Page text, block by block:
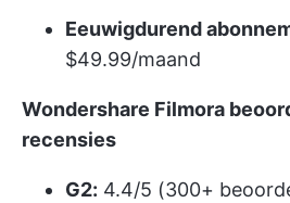
Eeuwigdurend
$49.99/maand
Wondershare Filmora
recensies
G2: 4.4/5 (300+